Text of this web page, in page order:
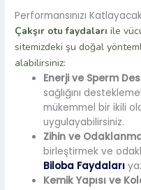
Performansınızı
Çakşır otu faydaları ile
sitemizdeki şu doğal
alabilirsiniz:
Enerji ve Sperm
sağlığını
mükemmel bir ikili
uygulayabilirsiniz.
Zihin ve
birleştirmek ve
Biloba Faydaları
Kemik Yapısı ve